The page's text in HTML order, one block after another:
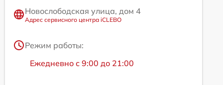
Новослободская улица, дом 4
Адрес сервисного центра iCLEBO
Режим работы:
Ежедневно с 9:00 до 21:00